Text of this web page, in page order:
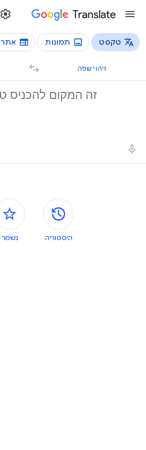
Translate
סוגי תרגום
טקסט תמונות
זיהוי שפה
חלוניות
היסטוריה נשמר